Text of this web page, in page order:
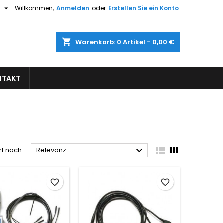
Willkommen, Anmelden oder Erstellen Sie ein Konto

shopping_cart Warenkorb: 0 Artikel - 0,00 €
nach: Relevanz   
favorite_border favorite_border